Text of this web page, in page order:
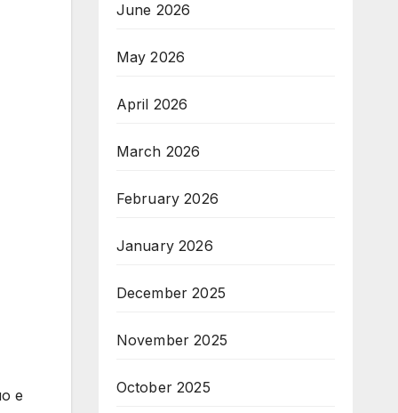
е
June 2026
May 2026
April 2026
March 2026
February 2026
January 2026
December 2025
November 2025
October 2025